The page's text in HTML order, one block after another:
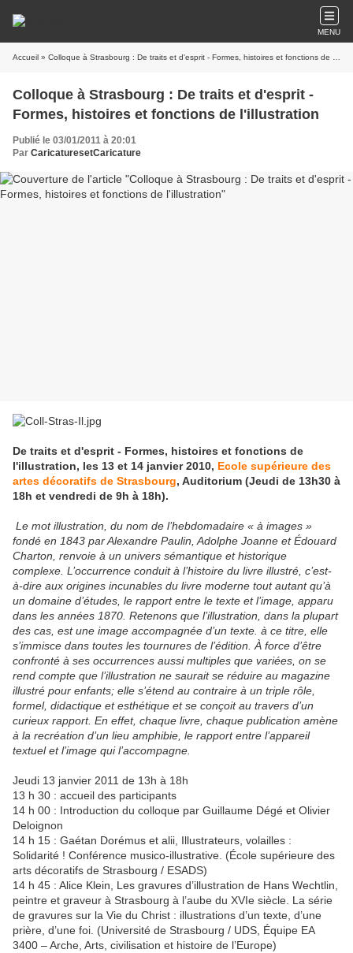
MENU
Accueil » Colloque à Strasbourg : De traits et d'esprit - Formes, histoires et fonctions de l'illustration
Colloque à Strasbourg : De traits et d'esprit -
Formes, histoires et fonctions de l'illustration
Publié le 03/01/2011 à 20:01
Par CaricaturesetCaricature
De traits et d'esprit - Formes, histoires et fonctions de
l'illustration, les 13 et 14 janvier 2010, Ecole supérieure des
artes décoratifs de Strasbourg, Auditorium (Jeudi de 13h30 à
18h et vendredi de 9h à 18h).
Le mot illustration, du nom de l’hebdomadaire « à images »
fondé en 1843 par Alexandre Paulin, Adolphe Joanne et Édouard
Charton, renvoie à un univers sémantique et historique
complexe. L’occurrence conduit à l’histoire du livre illustré, c’est-
à-dire aux origines incunables du livre moderne tout autant qu’à
un domaine d’études, le rapport entre le texte et l’image, apparu
dans les années 1870. Retenons que l’illustration, dans la plupart
des cas, est une image accompagnée d’un texte. à ce titre, elle
s’immisce dans toutes les tournures de l’édition. À force d’être
confronté à ses occurrences aussi multiples que variées, on se
rend compte que l’illustration ne saurait se réduire au magazine
illustré pour enfants; elle s’étend au contraire à un triple rôle,
formel, didactique et esthétique et se conçoit au travers d’un
curieux rapport. En effet, chaque livre, chaque publication amène
à la recréation d’un lieu amphibie, le rapport entre l’appareil
textuel et l’image qui l’accompagne.
Jeudi 13 janvier 2011 de 13h à 18h
13 h 30 : accueil des participants
14 h 00 : Introduction du colloque par Guillaume Dégé et Olivier
Deloignon
14 h 15 : Gaétan Dorémus et alii, Illustrateurs, volailles :
Solidarité ! Conférence musico-illustrative. (École supérieure des
arts décoratifs de Strasbourg / ESADS)
14 h 45 : Alice Klein, Les gravures d’illustration de Hans Wechtlin,
peintre et graveur à Strasbourg à l’aube du XVIe siècle. La série
de gravures sur la Vie du Christ : illustrations d’un texte, d’une
prière, d’une foi. (Université de Strasbourg / UDS, Équipe EA
3400 – Arche, Arts, civilisation et histoire de l’Europe)